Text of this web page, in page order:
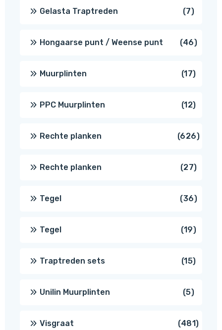
Gelasta Traptreden 77
Hongaarse punt / Weense punt 4646
Muurplinten 1717
PPC Muurplinten 1212
Rechte planken 626626
Rechte planken 2727
Tegel 3636
Tegel 1919
Traptreden sets 1515
Unilin Muurplinten 55
Visgraat 481481